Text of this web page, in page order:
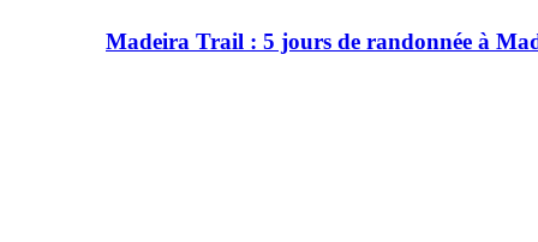
Madeira Trail : 5 jours de randonnée à